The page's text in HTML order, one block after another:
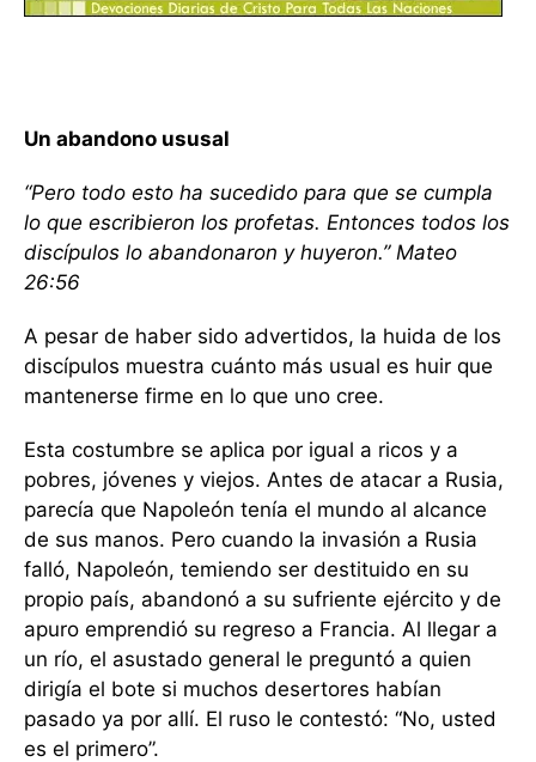
Un abandono ususal
“Pero todo esto ha sucedido para que se cumpla
lo que escribieron los profetas. Entonces todos los
discípulos lo abandonaron y huyeron.” Mateo
26:56
A pesar de haber sido advertidos, la huida de los
discípulos muestra cuánto más usual es huir que
mantenerse firme en lo que uno cree.
Esta costumbre se aplica por igual a ricos y a
pobres, jóvenes y viejos. Antes de atacar a Rusia,
parecía que Napoleón tenía el mundo al alcance
de sus manos. Pero cuando la invasión a Rusia
falló, Napoleón, temiendo ser destituido en su
propio país, abandonó a su sufriente ejército y de
apuro emprendió su regreso a Francia. Al llegar a
un río, el asustado general le preguntó a quien
dirigía el bote si muchos desertores habían
pasado ya por allí. El ruso le contestó: “No, usted
es el primero”.